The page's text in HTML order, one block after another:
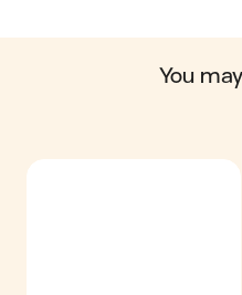
on average, one serving of
0.35 g of protein ; 2 g of fiber.
you